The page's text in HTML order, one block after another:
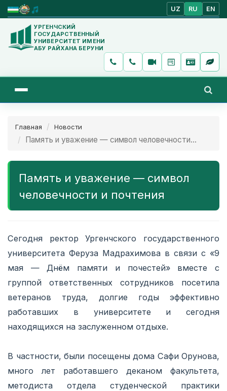
UZ RU EN
УРГЕНЧСКИЙ
ГОСУДАРСТВЕННЫЙ
УНИВЕРСИТЕТ ИМЕНИ
АБУ РАЙХАНА БЕРУНИ
Главная Новости
Память и уважение — символ человечности...
Память и уважение — символ
человечности и почтения
Сегодня ректор Ургенчского государственного
университета Феруза Мадрахимова в связи с «9
мая — Днём памяти и почестей» вместе с
группой ответственных сотрудников посетила
ветеранов труда, долгие годы эффективно
работавших в университете и сегодня
находящихся на заслуженном отдыхе.
В частности, были посещены дома Сафи Орунова,
много лет работавшего деканом факультета,
методиста отдела студенческой практики